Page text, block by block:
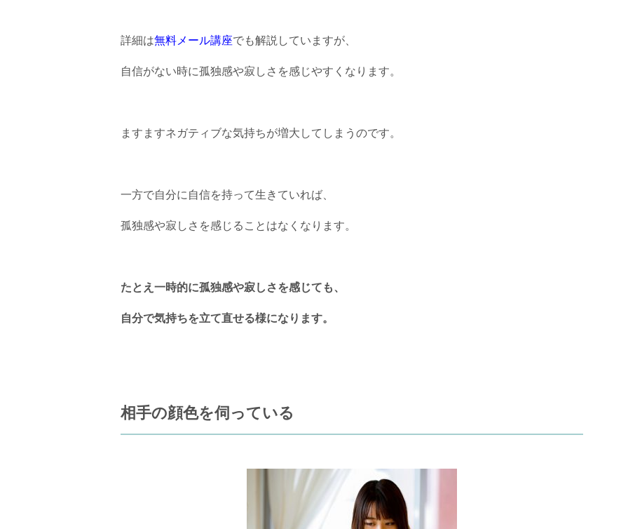
詳細は無料メール講座でも解説していますが、
自信がない時に孤独感や寂しさを感じやすくなります。
ますますネガティブな気持ちが増大してしまうのです。
一方で自分に自信を持って生きていれば、
孤独感や寂しさを感じることはなくなります。
たとえ一時的に孤独感や寂しさを感じても、
自分で気持ちを立て直せる様になります。
相手の顔色を伺っている